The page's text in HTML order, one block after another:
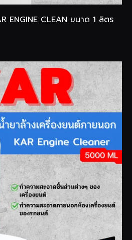
ENGINE CLEAN ขนาด 1 ลิตร